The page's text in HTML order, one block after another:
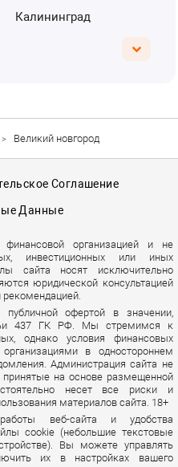
Калининград
Великий новгород
Соглашение
Данные
организацией и не
инвестиционных или иных
сайта носят исключительно
юридической консультацией
рекомендацией.
офертой в значении,
437 ГК РФ. Мы стремимся к
однако условия финансовых
в одностороннем
Администрация сайта не
принятые на основе размещенной
несет все риски и
материалов сайта. 18+
веб-сайта и удобства
cookie (небольшие текстовые
Вы можете управлять
их в настройках вашего